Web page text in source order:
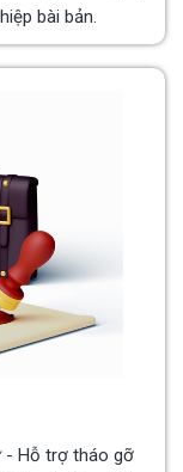
bài bản.
- Hỗ trợ tháo gỡ